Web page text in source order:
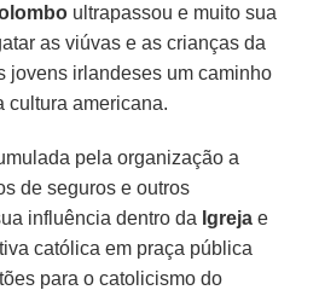
ultrapassou e muito sua
as viúvas e as crianças da
jovens irlandeses um caminho
cultura americana.
pela organização a
de seguros e outros
influência dentro da Igreja e
católica em praça pública
para o catolicismo do